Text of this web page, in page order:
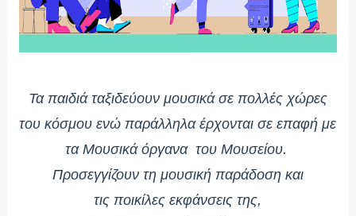
Τα παιδιά ταξιδεύουν μουσικά σε πολλές χώρες
του κόσμου ενώ παράλληλα έρχονται σε επαφή με
τα Μουσικά όργανα του Μουσείου.
Προσεγγίζουν τη μουσική παράδοση και
τις ποικίλες εκφάνσεις της,